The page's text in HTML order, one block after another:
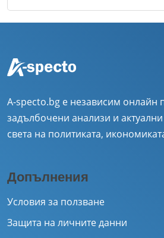
A-specto.bg е независим онлайн
задълбочени анализи и
света на политиката,
Допълнения
Условия за ползване
Защита на личните данни